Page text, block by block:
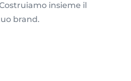
insieme il
brand.